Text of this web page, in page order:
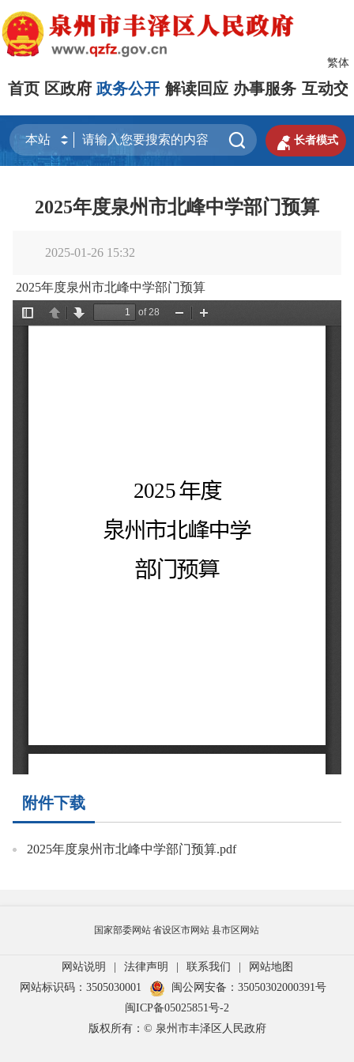
繁体
首页 区政府 政务公开 解读回应 办事服务 互动交
  长者模式
2025年度泉州市北峰中学部门预算
2025-01-26 15:32
2025年度泉州市北峰中学部门预算
附件下载
2025年度泉州市北峰中学部门预算.pdf
国家部委网站省设区市网站 县市区网站
网站说明 | 法律声明 | 联系我们 |
网站地图
网站标识码：3505030001
闽公网安备：35050302000391号
闽ICP备05025851号-2
版权所有：© 泉州市丰泽区人民政府